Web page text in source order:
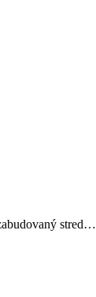
stred…